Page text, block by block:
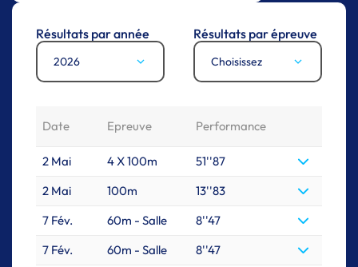
Résultats par année
2026
Résultats par épreuve
Choisissez
Date Epreuve Performance
2 Mai 4 X 100m
51''87
2 Mai
100m
13''83
7 Fév.
60m - Salle
8''47
7 Fév.
60m - Salle
8''47